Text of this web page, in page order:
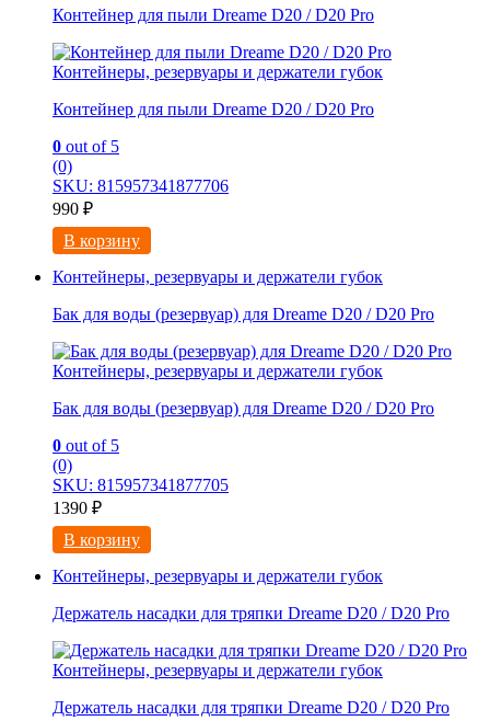
Контейнер для пыли Dreame D20 / D20 Pro
Контейнеры, резервуары и держатели губок
Контейнер для пыли Dreame D20 / D20 Pro
0 out of 5
(0)
SKU: 815957341877706
990 ₽
В корзину
Контейнеры, резервуары и держатели губок
Бак для воды (резервуар) для Dreame D20 / D20 Pro
Контейнеры, резервуары и держатели губок
Бак для воды (резервуар) для Dreame D20 / D20 Pro
0 out of 5
(0)
SKU: 815957341877705
1390 ₽
В корзину
Контейнеры, резервуары и держатели губок
Держатель насадки для тряпки Dreame D20 / D20 Pro
Контейнеры, резервуары и держатели губок
Держатель насадки для тряпки Dreame D20 / D20 Pro